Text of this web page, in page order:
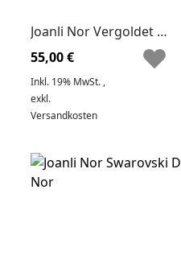
Joanli Nor Vergoldet Halskette DANILANOR
55,00 €
Inkl. 19% MwSt. ,
exkl.
Versandkosten